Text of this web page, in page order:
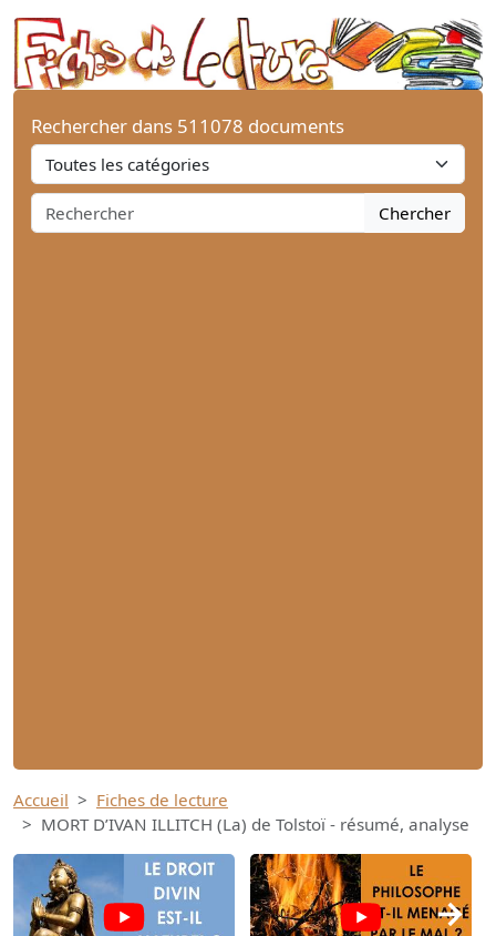
Rechercher dans 511078 documents
Chercher
Accueil
Fiches de lecture
MORT D’IVAN ILLITCH (La) de Tolstoï - résumé, analyse
→